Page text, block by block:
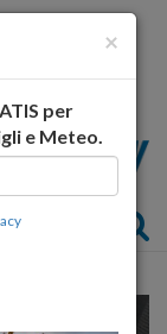
×
per
e Meteo.